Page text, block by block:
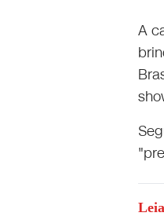
A